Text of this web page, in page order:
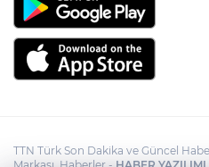
TTN Türk Son Dakika ve Güncel